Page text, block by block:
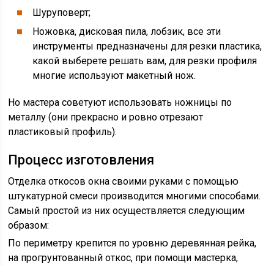
Шуруповерт;
Ножовка, дисковая пила, лобзик, все эти
инструменты предназначены для резки пластика,
какой выберете решать вам, для резки профиля
многие используют макетный нож.
Но мастера советуют использовать ножницы по
металлу (они прекрасно и ровно отрезают
пластиковый профиль).
Процесс изготовления
Отделка откосов окна своими руками с помощью
штукатурной смеси производится многими способами.
Самый простой из них осуществляется следующим
образом:
По периметру крепится по уровню деревянная рейка,
на прогрунтованный откос, при помощи мастерка,